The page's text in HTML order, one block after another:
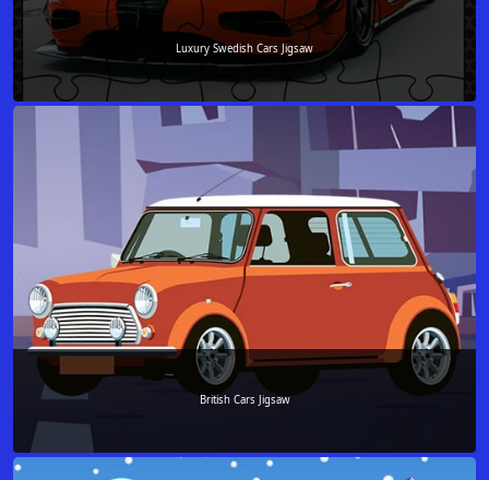
Luxury Swedish Cars Jigsaw
British Cars Jigsaw